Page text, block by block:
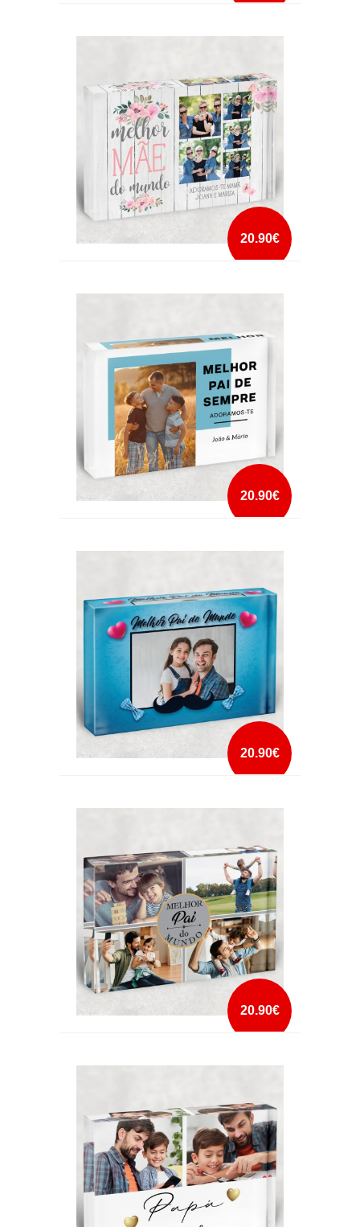
mais info
add à lista
20.90€
NOMES
mais info
20.90€
NOMES
mais info
add à lista
20.90€
mais info
add à lista
20.90€
mais info
add à lista